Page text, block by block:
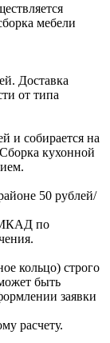
мебели
Доcтавка
от типа
и собирается на
Сборка кухонной
50 рублей/
МКАД по
кольцо) строго
быть
заявки
расчету.